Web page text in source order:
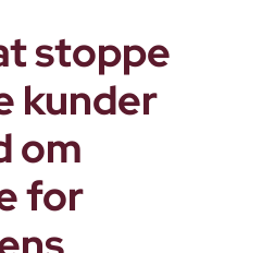
stoppe
kunder
om
for